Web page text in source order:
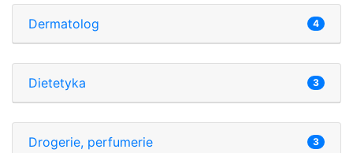
Dermatolog 4
Dietetyka 3
Drogerie, perfumerie 3